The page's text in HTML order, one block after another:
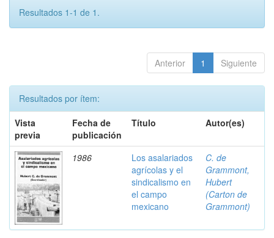
Resultados 1-1 de 1.
Anterior 1 Siguiente
Resultados por ítem:
Vista
previa
Fecha de
publicación
Título Autor(es)
1986
Los asalariados
agrícolas y el
sindicalismo en
el campo
mexicano
C. de
Grammont,
Hubert
(Carton de
Grammont)